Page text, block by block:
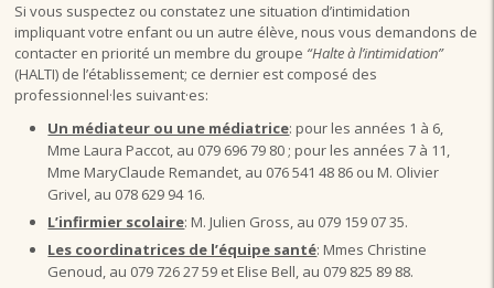
Si vous suspectez ou constatez une situation d’intimidation
impliquant votre enfant ou un autre élève, nous vous demandons de
contacter en priorité un membre du groupe “Halte à l’intimidation”
(HALTI) de l’établissement; ce dernier est composé des
professionnel·les suivant·es:
Un médiateur ou une médiatrice: pour les années 1 à 6,
Mme Laura Paccot, au 079 696 79 80 ; pour les années 7 à 11,
Mme MaryClaude Remandet, au 076 541 48 86 ou M. Olivier
Grivel, au 078 629 94 16.
L’infirmier scolaire: M. Julien Gross, au 079 159 07 35.
Les coordinatrices de l’équipe santé: Mmes Christine
Genoud, au 079 726 27 59 et Elise Bell, au 079 825 89 88.